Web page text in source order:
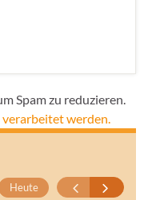
Spam zu reduzieren.
werden.
Heute